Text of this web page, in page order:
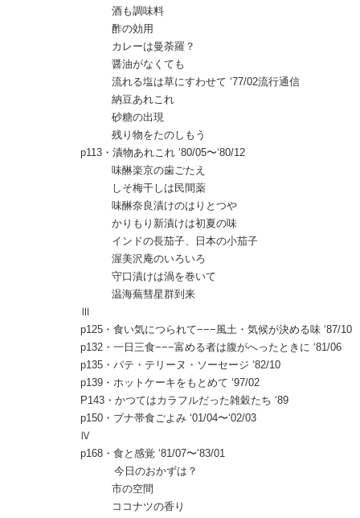
酒も調味料
酢の効用
カレーは曼荼羅？
醤油がなくても
流れる塩は草にすわせて ‘77/02流行通信
納豆あれこれ
砂糖の出現
残り物をたのしもう
p113・漬物あれこれ ‘80/05〜‘80/12
味醂楽京の歯ごたえ
しそ梅干しは民間薬
味醂奈良漬けのはりとつや
かりもり新漬けは初夏の味
インドの長茄子、日本の小茄子
渥美沢庵のいろいろ
守口漬けは渦を巻いて
温海蕪彗星群到来
Ⅲ
p125・食い気につられて−−−風土・気候が決める味 ‘87/10
p132・一日三食−−−富める者は腹がへったときに ‘81/06
p135・パテ・テリーヌ・ソーセージ ‘82/10
p139・ホットケーキをもとめて ‘97/02
P143・かつてはカラフルだった雑穀たち ‘89
p150・ブナ帯食ごよみ ‘01/04〜‘02/03
Ⅳ
p168・食と感覚 ‘81/07〜‘83/01
今日のおかずは？
市の空間
ココナツの香り